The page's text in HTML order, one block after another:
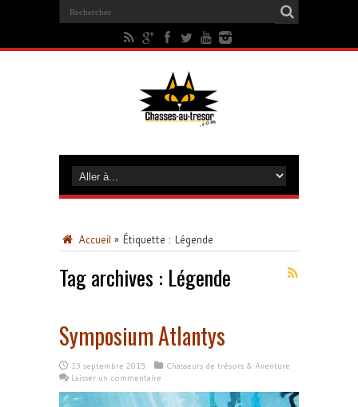
Accueil » Étiquette : Légende
Tag archives : Légende
Symposium Atlantys
13 septembre 2015
Chasseurs de trésors & Aventure
Laisser un commentaire